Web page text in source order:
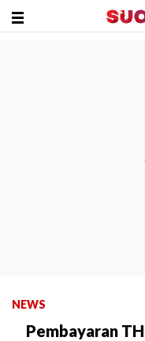
NEWS
Pembayaran